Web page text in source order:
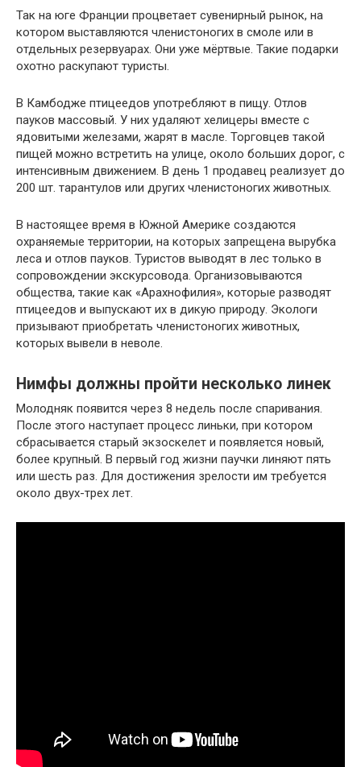
Так на юге Франции процветает сувенирный рынок, на
котором выставляются членистоногих в смоле или в
отдельных резервуарах. Они уже мёртвые. Такие подарки
охотно раскупают туристы.
В Камбодже птицеедов употребляют в пищу. Отлов
пауков массовый. У них удаляют хелицеры вместе с
ядовитыми железами, жарят в масле. Торговцев такой
пищей можно встретить на улице, около больших дорог, с
интенсивным движением. В день 1 продавец реализует до
200 шт. тарантулов или других членистоногих животных.
В настоящее время в Южной Америке создаются
охраняемые территории, на которых запрещена вырубка
леса и отлов пауков. Туристов выводят в лес только в
сопровождении экскурсовода. Организовываются
общества, такие как «Арахнофилия», которые разводят
птицеедов и выпускают их в дикую природу. Экологи
призывают приобретать членистоногих животных,
которых вывели в неволе.
Нимфы должны пройти несколько линек
Молодняк появится через 8 недель после спаривания.
После этого наступает процесс линьки, при котором
сбрасывается старый экзоскелет и появляется новый,
более крупный. В первый год жизни паучки линяют пять
или шесть раз. Для достижения зрелости им требуется
около двух-трех лет.